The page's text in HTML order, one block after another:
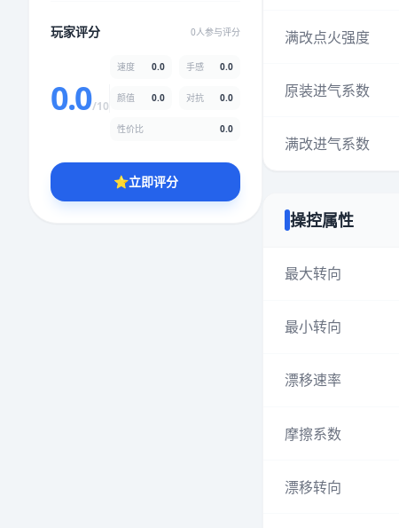
玩家评分 0人参与评分
0.0/10
速度 0.0 手感 0.0
颜值 0.0 对抗 0.0
性价比 0.0
⭐立即评分
满改点火强度
原装进气系数
满改进气系数
操控属性
最大转向
最小转向
漂移速率
摩擦系数
漂移转向
★★★★
性价比 5.0分
★★★ ★★
* 综合评分为玩家评分结果，速度占比0%，手感占比0%，对抗占比
0%，性价比占比0%，颜值占比0%